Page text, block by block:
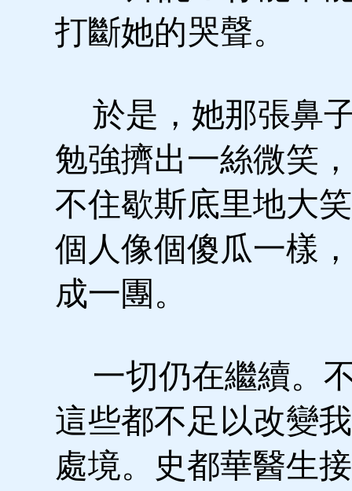
打斷她的哭聲。
於是，她那張鼻
勉強擠出一絲微笑
不住歇斯底里地大
個人像個傻瓜一樣
成一團。
一切仍在繼續。
這些都不足以改變
處境。史都華醫生